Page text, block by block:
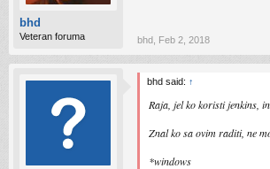
bhd
Veteran foruma bhd Feb 2, 2018
bhd said: ↑
Raja, jel ko koristi jenkins,
Znal ko sa ovim raditi, ne
*windows